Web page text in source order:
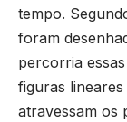
tempo.
foram
percorria
figuras
atravessam os